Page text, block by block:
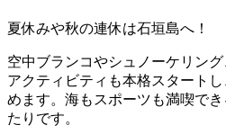
夏休みや秋の連休は石垣島へ！
空中ブランコやシュノーケリン
アクティビティも本格スタート
めます。海もスポーツも満喫で
たりです。